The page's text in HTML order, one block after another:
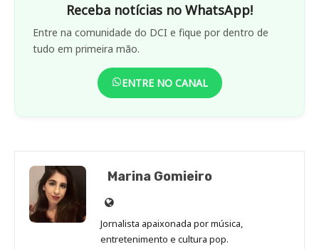
Receba notícias no WhatsApp!
Entre na comunidade do DCI e fique por dentro de
tudo em primeira mão.
ENTRE NO CANAL
Marina Gomieiro
Site
de
Marina
Jornalista apaixonada por música,
entretenimento e cultura pop.